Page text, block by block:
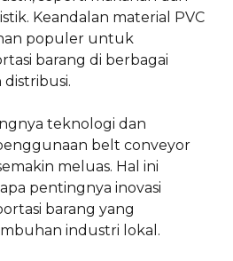
Keandalan material PVC
populer untuk
barang di berbagai
teknologi dan
belt conveyor
meluas. Hal ini
pentingnya inovasi
barang yang
industri lokal.